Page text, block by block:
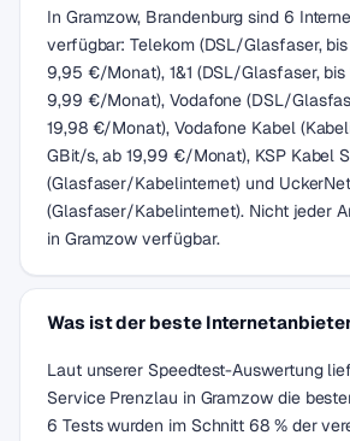
In Gramzow, Brandenburg sind 6
verfügbar: Telekom (DSL/Glasfaser, bis
9,95 €/Monat), 1&1 (DSL/Glasfaser, bis
9,99 €/Monat), Vodafone (DSL/
19,98 €/Monat), Vodafone Kabel
GBit/s, ab 19,99 €/Monat), KSP Kabel
(Glasfaser/Kabelinternet) und UckerNet
(Glasfaser/Kabelinternet). Nicht jeder
in Gramzow verfügbar.
Was ist der beste
Laut unserer Speedtest-Auswertung
Service Prenzlau in Gramzow die
6 Tests wurden im Schnitt 68 % der